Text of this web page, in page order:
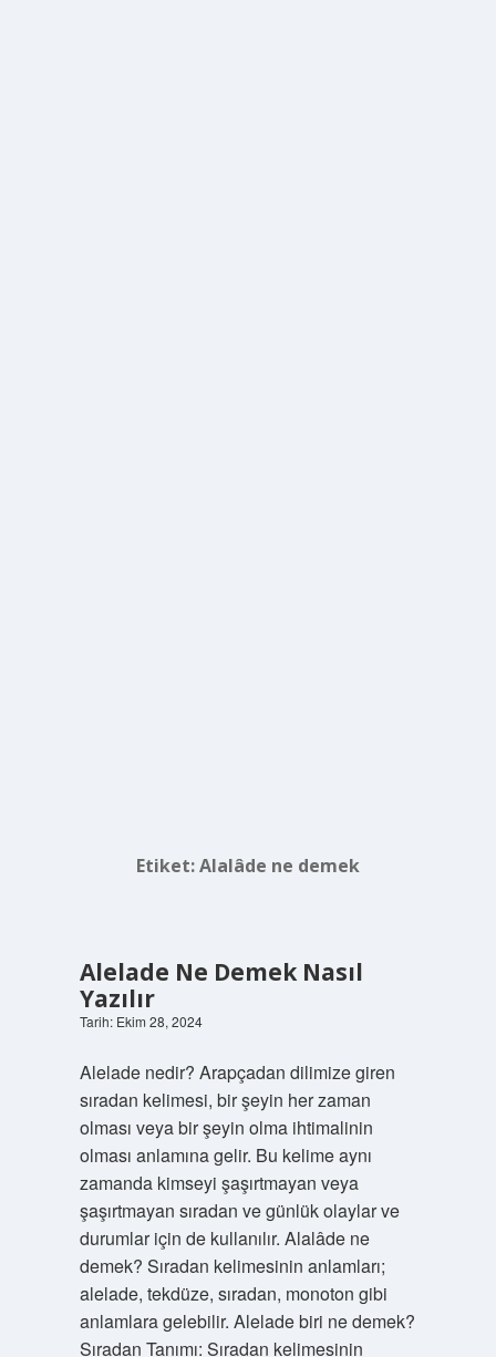
Etiket:Alalâde ne demek
Alelade Ne Demek Nasıl
Yazılır
Tarih: Ekim 28, 2024
Alelade nedir? Arapçadan dilimize giren
sıradan kelimesi, bir şeyin her zaman
olması veya bir şeyin olma ihtimalinin
olması anlamına gelir. Bu kelime aynı
zamanda kimseyi şaşırtmayan veya
şaşırtmayan sıradan ve günlük olaylar ve
durumlar için de kullanılır. Alalâde ne
demek? Sıradan kelimesinin anlamları;
alelade, tekdüze, sıradan, monoton gibi
anlamlara gelebilir. Alelade biri ne demek?
Sıradan Tanımı: Sıradan kelimesinin